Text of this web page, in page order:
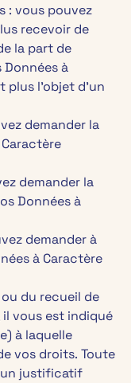
: vous pouvez
recevoir de
la part de
à
l’objet d’un
demander la
demander la
Données à
demander à
à Caractère
du recueil de
il vous est indiqué
à laquelle
vos droits. Toute
justificatif